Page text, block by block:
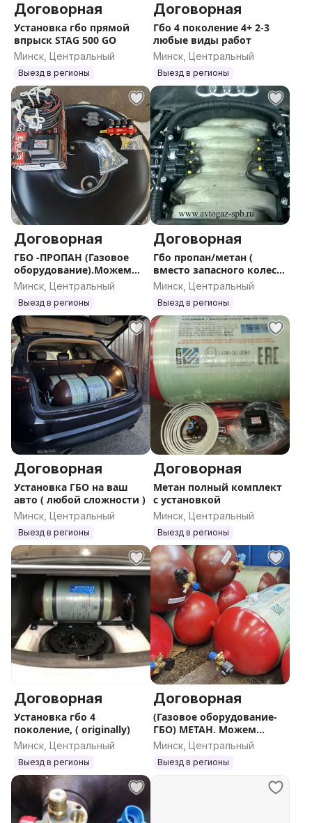
Договорная
Установка гбо прямой
впрыск STAG 500 GO
Минск, Центральный
Выезд в регионы
Договорная
Гбо 4 поколение 4+ 2-3
любые виды работ
Минск, Центральный
Выезд в регионы
Договорная
ГБО -ПРОПАН (Газовое
оборудование).Можем
помочь с установкой,
документами.
Минск, Центральный
Выезд в регионы
Договорная
Гбо пропан/метан (
вместо запасного колеса
) и на рамку ,
Минск, Центральный
Выезд в регионы
Договорная
Установка ГБО на ваш
авто ( любой сложности )
Минск, Центральный
Выезд в регионы
Договорная
Метан полный комплект
с установкой
Минск, Центральный
Выезд в регионы
Договорная
Установка гбо 4
поколение, ( originally)
Минск, Центральный
Выезд в регионы
Договорная
(Газовое оборудование-
ГБО) МЕТАН. Можем
помочь с установкой,
документами.
Минск, Центральный
Выезд в регионы